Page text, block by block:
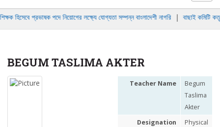
হিসেবে প্রভাষক পদে নিয়োগের লক্ষ্যে যোগ্যতা সম্পন্ন বাংলাদেশী নাগরি| বাছাই কমিটি
BEGUM TASLIMA AKTER
Teacher Name
Begum
Taslima
Akter
Designation
Physical